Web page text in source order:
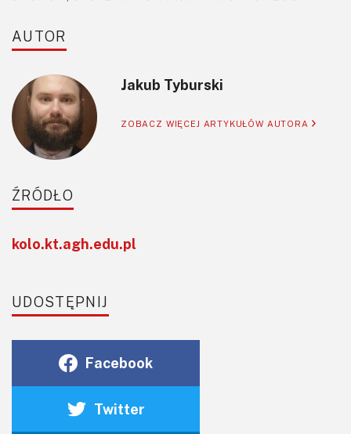
AUTOR
Jakub Tyburski
ZOBACZ WIĘCEJ ARTYKUŁÓW AUTORA
ŹRÓDŁO
kolo.kt.agh.edu.pl
UDOSTĘPNIJ
Facebook
Twitter